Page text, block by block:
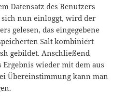
Datensatz des Benutzers
sich nun einloggt, wird der
gelesen, das eingegebene
Salt kombiniert
gebildet. Anschließend
Ergebnis wieder mit dem aus
Übereinstimmung kann man